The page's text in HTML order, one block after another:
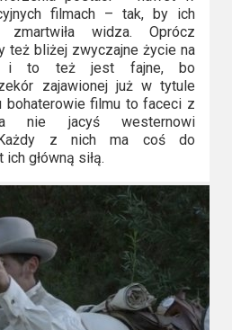
filmach – tak, by ich
zmartwiła widza. Oprócz
też bliżej zwyczajne życie na
i to też jest fajne, bo
zajawionej już w tytule
bohaterowie filmu to faceci z
jacyś westernowi
Każdy z nich ma coś do
główną siłą.